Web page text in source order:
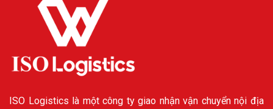
ISO Logistics là một công ty giao nhận vận chuyển nội địa